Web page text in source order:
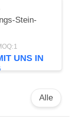
Stein-
UNS IN
Alle